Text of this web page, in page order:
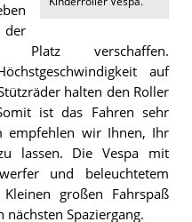
Platz verschaffen.
auf
halten den Roller
ist das Fahren sehr
empfehlen wir Ihnen, Ihr
lassen. Die Vespa mit
und beleuchtetem
großen Fahrspaß
Spaziergang.